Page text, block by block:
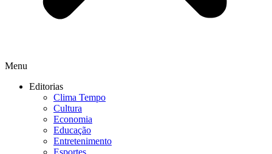
Menu
Editorias
Clima Tempo
Cultura
Economia
Educação
Entretenimento
Esportes